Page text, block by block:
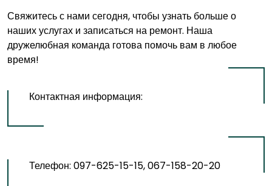
Свяжитесь с нами сегодня, чтобы узнать больше о
наших услугах и записаться на ремонт. Наша
дружелюбная команда готова помочь вам в любое
время!
Контактная информация:
Телефон: 097-625-15-15, 067-158-20-20